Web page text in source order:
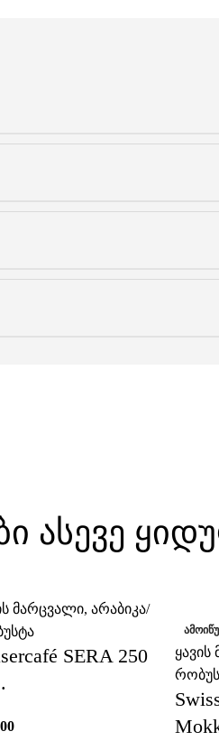
ასევე
მარცვალი, არაბიკა/
SERA 250